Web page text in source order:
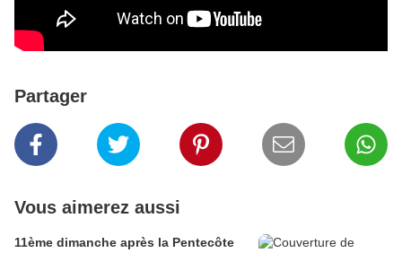
Partager
Vous aimerez aussi
11ème dimanche après la Pentecôte